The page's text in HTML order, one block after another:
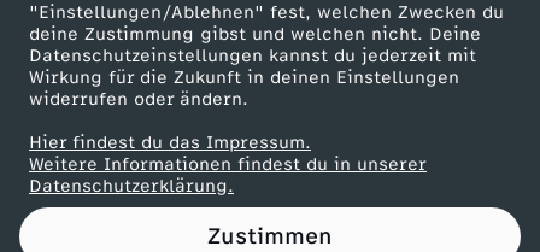
"Einstellungen/Ablehnen" fest, welchen Zwecken du
deine Zustimmung gibst und welchen nicht. Deine
Datenschutzeinstellungen kannst du jederzeit mit
Wirkung für die Zukunft in deinen Einstellungen
widerrufen oder ändern.
Hier findest du das Impressum.
Weitere Informationen findest du in unserer
Datenschutzerklärung.
Zustimmen
l
b
s
t
Partner